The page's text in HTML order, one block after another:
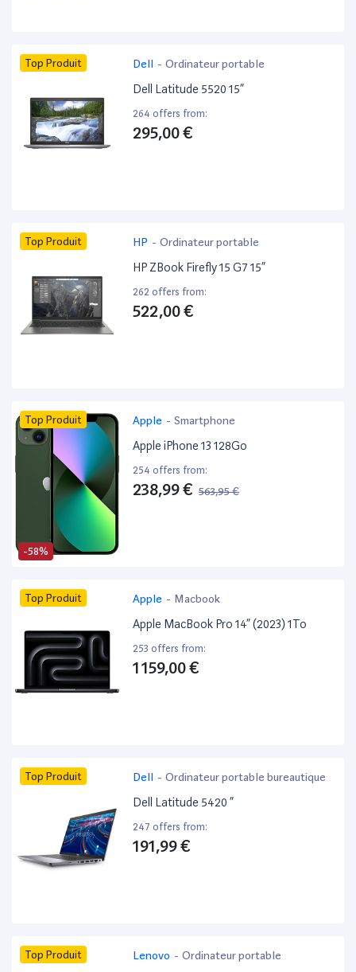
Top Produit Dell - Ordinateur portable
Dell Latitude 5520 15”
264 offers from:
295,00 €
Top Produit HP - Ordinateur portable
HP ZBook Firefly 15 G7 15”
262 offers from:
522,00 €
-58%
Top Produit Apple - Smartphone
Apple iPhone 13 128Go
254 offers from:
238,99 € 563,95 €
Top Produit Apple - Macbook
Apple MacBook Pro 14” (2023) 1To
253 offers from:
1 159,00 €
Top Produit Dell - Ordinateur portable bureautique
Dell Latitude 5420 ”
247 offers from:
191,99 €
Top Produit Lenovo - Ordinateur portable